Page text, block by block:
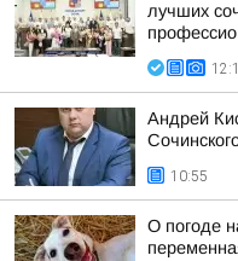
лучших
Андрей
10:55
О погоде